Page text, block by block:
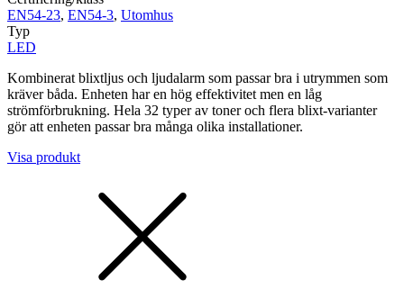
EN54-23, EN54-3, Utomhus
Typ
LED
Kombinerat blixtljus och ljudalarm som passar bra i utrymmen som
kräver båda. Enheten har en hög effektivitet men en låg
strömförbrukning. Hela 32 typer av toner och flera blixt-varianter
gör att enheten passar bra många olika installationer.
Visa produkt